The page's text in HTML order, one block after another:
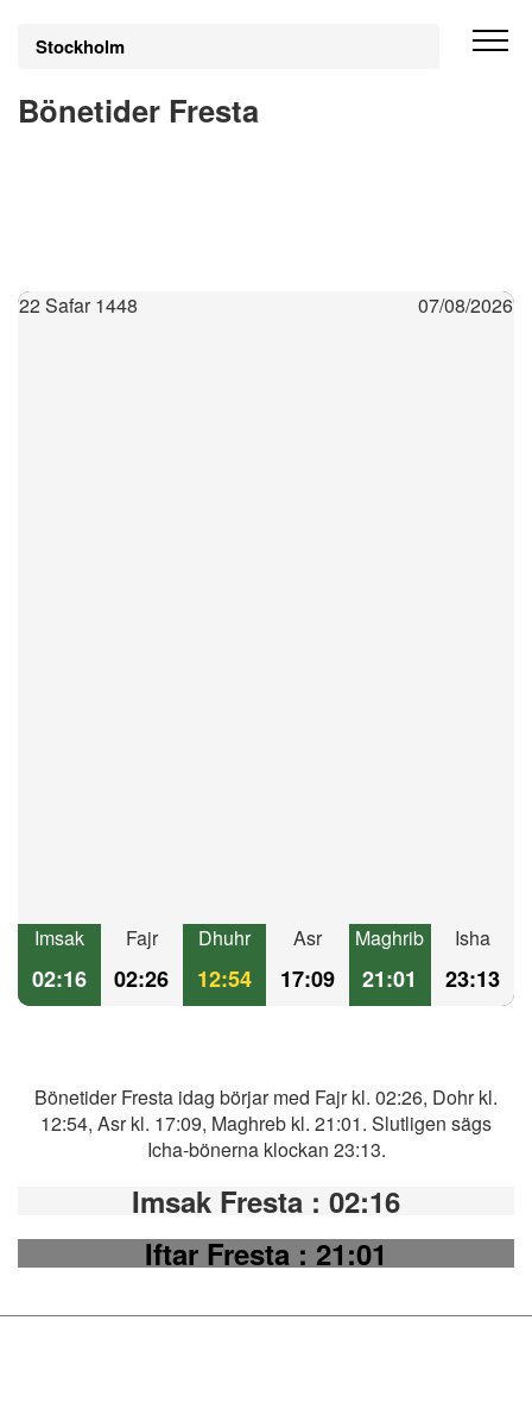
Stockholm
Bönetider Fresta
22 Safar 1448 07/08/2026
Imsak
02:16
Fajr
02:26
Dhuhr
12:54
Asr
17:09
Maghrib
21:01
Isha
23:13
Bönetider Fresta idag börjar med Fajr kl. 02:26, Dohr kl.
12:54, Asr kl. 17:09, Maghreb kl. 21:01. Slutligen sägs
Icha-bönerna klockan 23:13.
Imsak Fresta : 02:16
Iftar Fresta: 21:01